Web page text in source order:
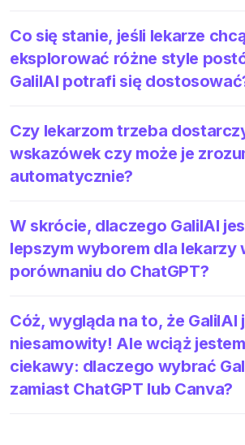
Co się stanie, jeśli lekarze
eksplorować różne style
GalilAI potrafi się
Czy lekarzom trzeba
wskazówek czy może je
automatycznie?
W skrócie, dlaczego GalilAI
lepszym wyborem dla lekarzy
porównaniu do ChatGPT?
Cóż, wygląda na to, że GalilAI
niesamowity! Ale wciąż jestem
ciekawy: dlaczego wybrać
zamiast ChatGPT lub Canva?